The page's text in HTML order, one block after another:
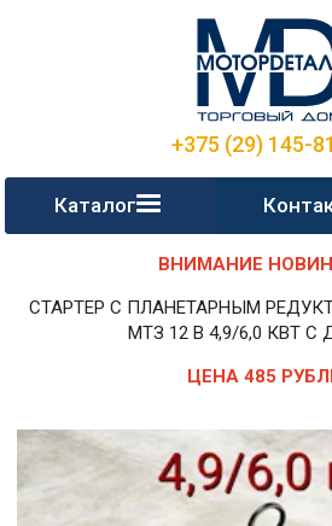
+375 (29) 145-
Каталог
ВНИМАНИЕ
СТАРТЕР С ПЛАНЕТАРНЫМ
МТЗ 12 В 4,9/6,0 КВТ С
ЦЕНА 485